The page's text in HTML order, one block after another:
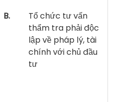
B.
Tổ chức tư vấn
thẩm tra phải độc
lập về pháp lý, tài
chính với chủ đầu
tư